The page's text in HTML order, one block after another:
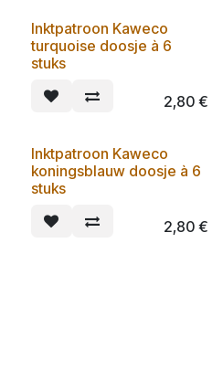
Inktpatroon Kaweco
turquoise doosje à 6
stuks
2,80 €
Inktpatroon Kaweco
koningsblauw doosje à 6
stuks
2,80 €